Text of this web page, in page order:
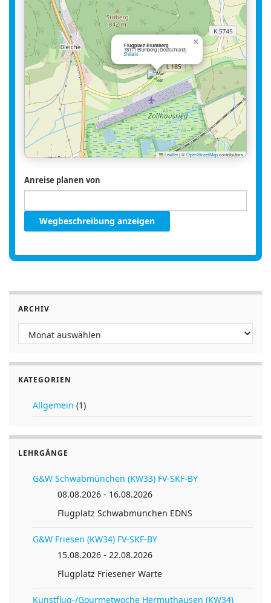
Flugplatz Blumberg
78171 Blumberg (Deutschland)
Details
×
Leaflet|©OpenStreetMapcontributors
Anreise planen von
ARCHIV
Archiv
KATEGORIEN
Allgemein (1)
LEHRGÄNGE
G&W Schwabmünchen (KW33) FV-SKF-BY
08.08.2026 - 16.08.2026
Flugplatz Schwabmünchen EDNS
G&W Friesen (KW34) FV-SKF-BY
15.08.2026 - 22.08.2026
Flugplatz Friesener Warte
Kunstflug-/Gourmetwoche Hermuthausen (KW34)